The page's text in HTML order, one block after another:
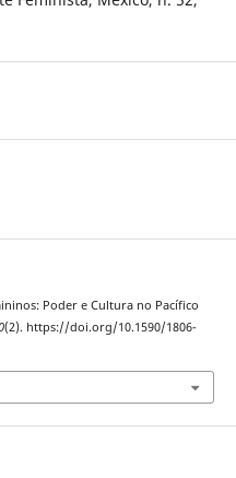
Poder e Cultura no Pacífico
(2). https://doi.org/10.1590/1806-